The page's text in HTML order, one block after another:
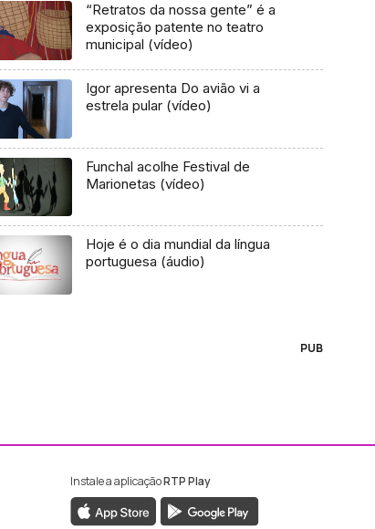
“Retratos da nossa gente” é a
exposição patente no teatro
municipal (vídeo)
Igor apresenta Do avião vi a
estrela pular (vídeo)
Funchal acolhe Festival de
Marionetas (vídeo)
Hoje é o dia mundial da língua
portuguesa (áudio)
PUB
da RTP Madeira
da RTP Madeira
Instale a aplicaçãoRTP Play